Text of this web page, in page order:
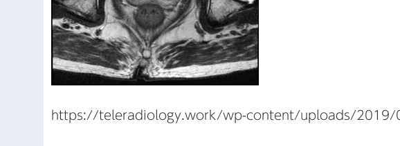
https://teleradiology.work/wp-content/uploads/2019/